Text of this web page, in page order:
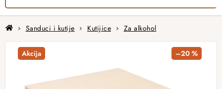
HomeSanduci i kutije Kutijice Za alkohol
Akcija –20 %